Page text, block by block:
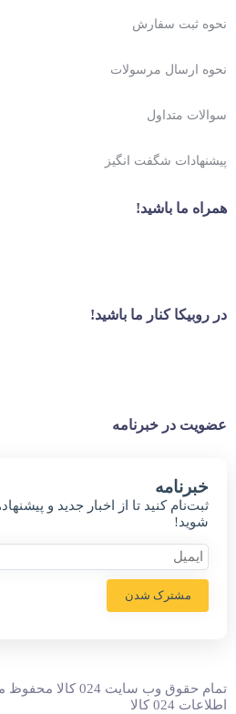
نحوه ثبت سفارش
نحوه ارسال مرسولات
سوالات متداول
پیشنهادات شگفت انگیز
همراه ما باشید!
در روبیکا کنار ما باشید!
عضویت در خبرنامه
خبر‌نامه
ثبت‌نام کنید تا از اخبار جدید و
شوید!
مشترک شدن
تمام حقوق وب سایت
اطلاعات 024 کالا